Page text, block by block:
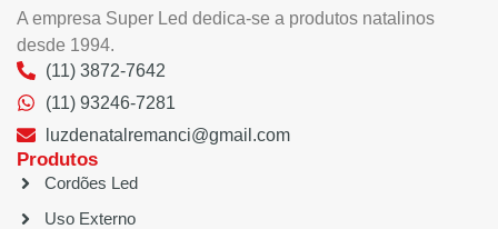
A empresa Super Led dedica-se a produtos natalinos
desde 1994.
(11) 3872-7642
(11) 93246-7281
luzdenatalremanci@gmail.com
Produtos
Cordões Led
Uso Externo